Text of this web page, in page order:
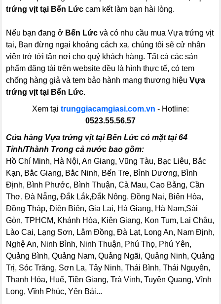
trứng vịt tại Bến Lức cam kết làm bạn hài lòng.
Nếu bạn đang ở Bến Lức và có nhu cầu mua Vựa trứng vịt
tại, Bạn đừng ngại khoảng cách xa, chúng tôi sẽ cử nhân
viên trở tới tận nơi cho quý khách hàng. Tất cả các sản
phẩm đăng tải trên website đều là hình thực tế, có tem
chống hàng giả và tem bảo hành mang thương hiệuVựa
trứng vịt tại Bến Lức.
Xem tại trunggiacamgiasi.com.vn - Hotline:
0523.55.56.57
Cửa hàng Vựa trứng vịt tại Bến Lức có mặt tại 64
Tỉnh/Thành Trong cả nước bao gồm:
Hồ Chí Minh, Hà Nội, An Giang, Vũng Tàu, Bạc Liêu, Bắc
Kạn, Bắc Giang, Bắc Ninh, Bến Tre, Bình Dương, Bình
Định, Bình Phước, Bình Thuận, Cà Mau, Cao Bằng, Cần
Thơ, Đà Nẵng, Đắk Lắk,Đắk Nông, Đồng Nai, Biên Hòa,
Đồng Tháp, Điện Biên, Gia Lai, Hà Giang, Hà Nam,Sài
Gòn, TPHCM, Khánh Hòa, Kiên Giang, Kon Tum, Lai Châu,
Lào Cai, Lạng Sơn, Lâm Đồng, Đà Lạt, Long An, Nam Định,
Nghệ An, Ninh Bình, Ninh Thuận, Phú Thọ, Phú Yên,
Quảng Bình, Quảng Nam, Quảng Ngãi, Quảng Ninh, Quảng
Trị, Sóc Trăng, Sơn La, Tây Ninh, Thái Bình, Thái Nguyên,
Thanh Hóa, Huế, Tiền Giang, Trà Vinh, Tuyên Quang, Vĩnh
Long, Vĩnh Phúc, Yên Bái...